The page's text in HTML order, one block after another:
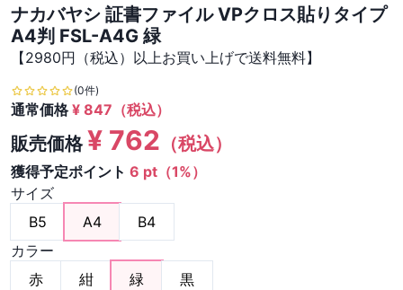
ナカバヤシ 証書ファイル VPクロス貼りタイプ
A4判 FSL-A4G 緑
【2980円（税込）以上お買い上げで送料無料】
(0件)
通常価格¥ 847 （税込）
販売価格¥ 762 （税込）
獲得予定ポイント 6 pt（1%）
サイズ
B5
A4
B4
カラー
赤
紺 緑 黒